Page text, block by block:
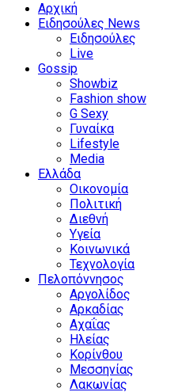
Αρχική
Ειδησούλες News
Ειδησούλες
Live
Gossip
Showbiz
Fashion show
G Sexy
Γυναίκα
Lifestyle
Media
Ελλάδα
Οικονομία
Πολιτική
Διεθνή
Υγεία
Κοινωνικά
Τεχνολογία
Πελοπόννησος
Αργολίδος
Αρκαδίας
Αχαΐας
Ηλείας
Κορίνθου
Μεσσηνίας
Λακωνίας